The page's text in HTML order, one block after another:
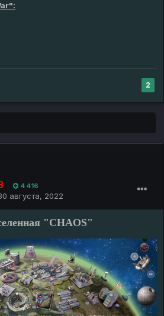
2
4 416
августа, 2022
"CHAOS"